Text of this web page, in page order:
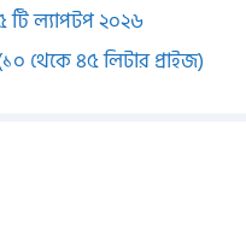
টি ল্যাপটপ ২০২৬
থেকে ৪৫ লিটার প্রাইজ)